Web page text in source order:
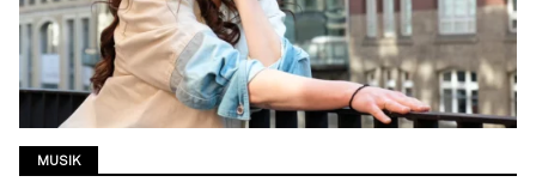
MUSIK